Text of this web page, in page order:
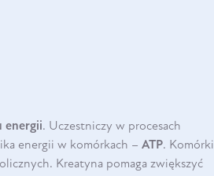
energii. Uczestniczy w procesach
energii w komórkach – ATP. Komórki
Kreatyna pomaga zwiększyć